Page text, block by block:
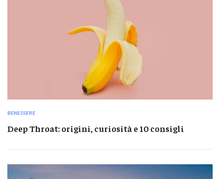
BENESSERE
Deep Throat: origini, curiosità e 10 consigli